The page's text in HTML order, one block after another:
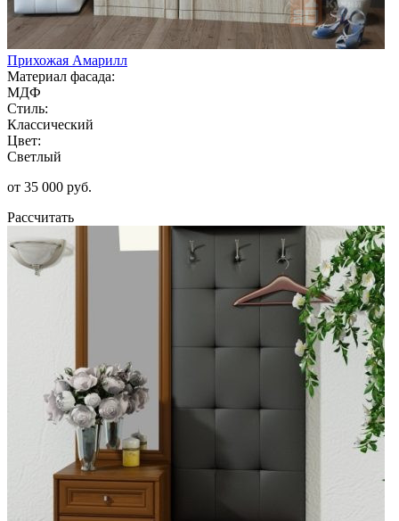
Прихожая Амарилл
Материал фасада:
МДФ
Стиль:
Классический
Цвет:
Светлый
от 35 000 руб.
Рассчитать